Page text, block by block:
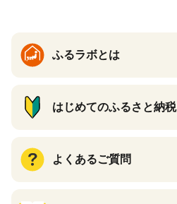
ギフト ふるさと納税 ）
ふるラボとは
はじめてのふるさと納税
よくあるご質問